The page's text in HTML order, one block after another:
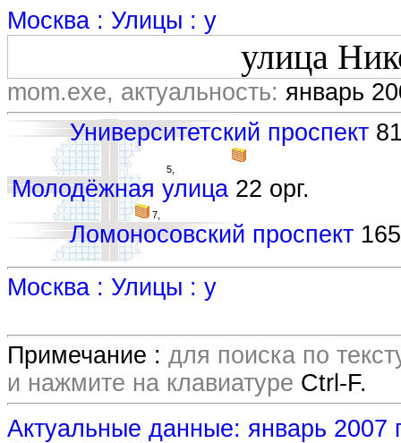
Москва : Улицы : у
улица
mom.exe, актуальность: январь
Университетский проспект
5,
Молодёжная улица 22 орг.
7,
Ломоносовский проспект
Москва : Улицы : у
Примечание : для поиска по
и нажмите на клавиатуре Ctrl-F.
Актуальные данные: январь 2007